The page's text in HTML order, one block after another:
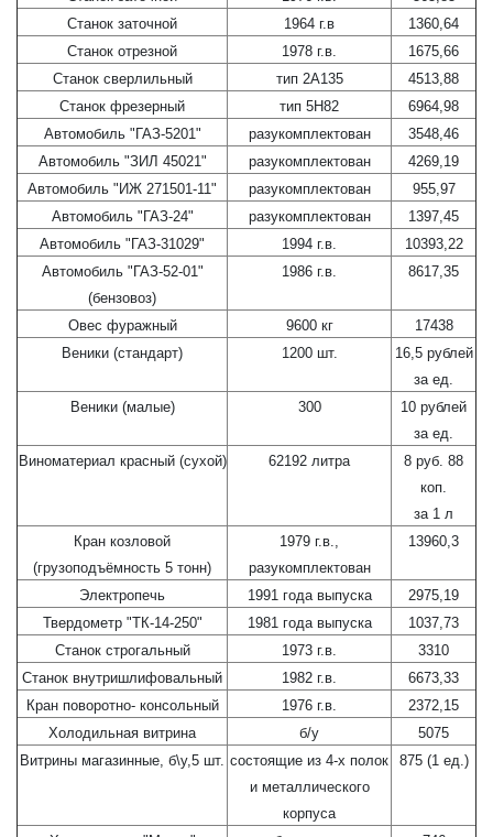
Станок заточной
1964 г.в
1360,64
Станок отрезной
1978 г.в.
1675,66
Станок сверлильный
тип 2А135
4513,88
Станок фрезерный
тип 5Н82
6964,98
Автомобиль "ГАЗ-5201"
разукомплектован
3548,46
Автомобиль "ЗИЛ 45021"
разукомплектован
4269,19
Автомобиль "ИЖ 271501-11"
разукомплектован
955,97
Автомобиль "ГАЗ-24"
разукомплектован
1397,45
Автомобиль "ГАЗ-31029"
1994 г.в.
10393,22
Автомобиль "ГАЗ-52-01"
(бензовоз)
1986 г.в. 8617,35
Овес фуражный 9600 кг
17438
Веники (стандарт)
1200 шт.
16,5 рублей
за ед.
Веники (малые)
300
10 рублей
за ед.
Виноматериал красный (сухой)
62192 литра
8 руб. 88
коп.
за 1 л
Кран козловой
(грузоподъёмность 5 тонн)
1979 г.в.,
разукомплектован
13960,3
Электропечь 1991 года выпуска
2975,19
Твердометр "ТК-14-250"
1981 года выпуска
1037,73
Станок строгальный
1973 г.в.
3310
Станок внутришлифовальный
1982 г.в.
6673,33
Кран поворотно- консольный
1976 г.в.
2372,15
Холодильная витрина
б/у
5075
Витрины магазинные, б\у,5 шт. состоящие из 4-х полок
и металлического
корпуса
875 (1 ед.)